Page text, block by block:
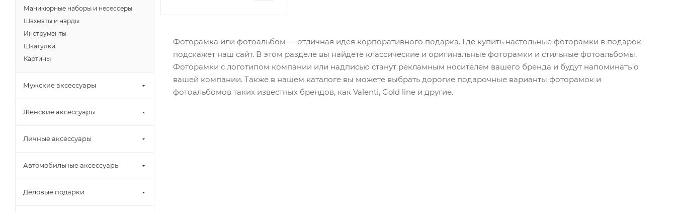
Фоторамка или фотоальбом — отличная идея корпоративного подарка. Где купить настольные фоторамки в подарок
подскажет наш сайт. В этом разделе вы найдете классические и оригинальные фоторамки и стильные фотоальбомы.
Фоторамки с логотипом компании или надписью станут рекламным носителем вашего бренда и будут напоминать о
вашей компании. Также в нашем каталоге вы можете выбрать дорогие подарочные варианты фоторамок и
фотоальбомов таких известных брендов, как Valenti, Gold line и другие.
Маникюрные наборы и несессеры
Шахматы и нарды
Инструменты
Шкатулки
Картины
Мужские аксессуары
Женские аксессуары
Личные аксессуары
Автомобильные аксессуары
Деловые подарки